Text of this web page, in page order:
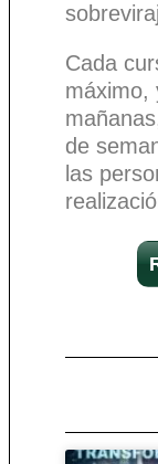
Cada
máximo,
de
las